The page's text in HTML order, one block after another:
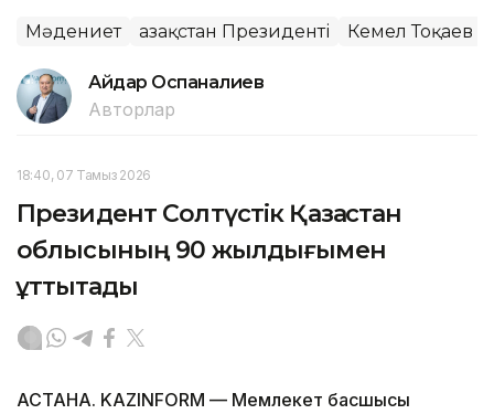
Мәдениет Қазақстан Президенті Кемел Тоқаев
Айдар Оспаналиев
Авторлар
18:40, 07 Тамыз 2026
Президент Солтүстік Қазақстан
облысының 90 жылдығымен
құттықтады
АСТАНА. KAZINFORM — Мемлекет басшысы